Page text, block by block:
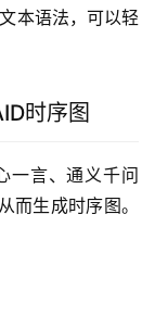
本语法，可以轻
时序图
一言、通义千问
而生成时序图。